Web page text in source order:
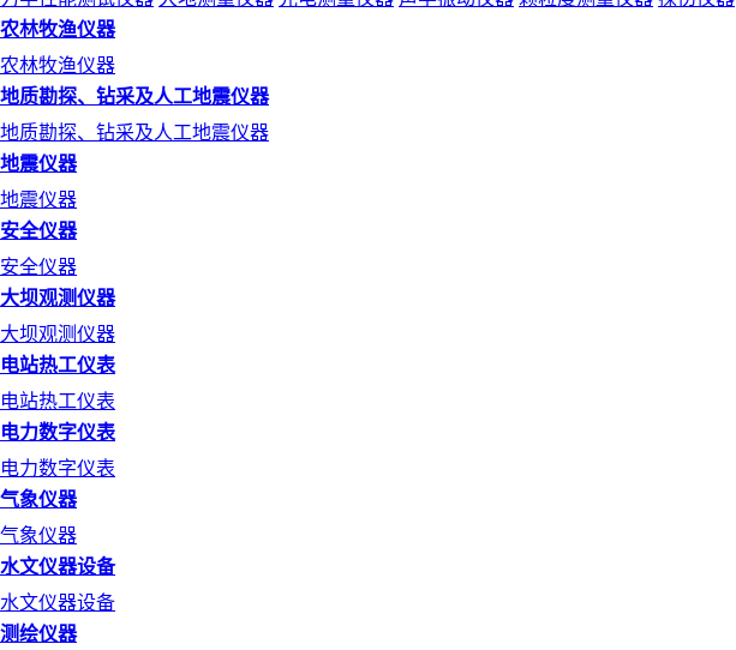
农林牧渔仪器
农林牧渔仪器
地质勘探、钻采及人工地震仪器
地质勘探、钻采及人工地震仪器
地震仪器
地震仪器
安全仪器
安全仪器
大坝观测仪器
大坝观测仪器
电站热工仪表
电站热工仪表
电力数字仪表
电力数字仪表
气象仪器
气象仪器
水文仪器设备
水文仪器设备
测绘仪器